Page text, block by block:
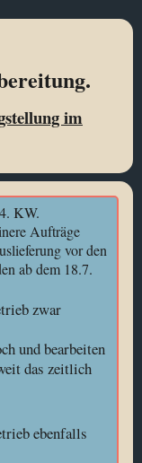
im
KW.
Aufträge
vor den
ab dem 18.7.
zwar
und bearbeiten
das zeitlich
ebenfalls